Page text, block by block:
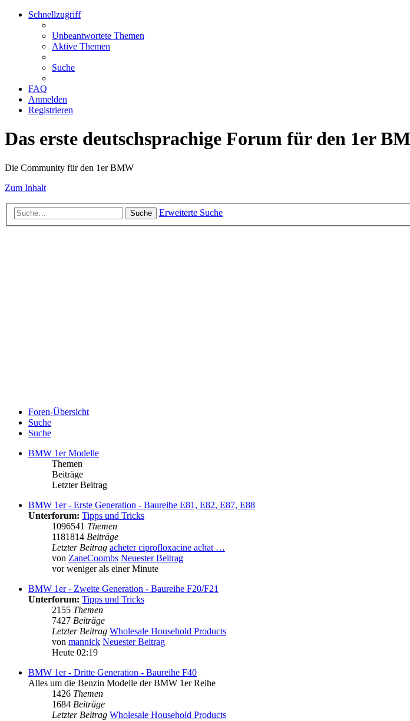
Schnellzugriff
Unbeantwortete Themen
Aktive Themen
Suche
FAQ
Anmelden
Registrieren
Das erste deutschsprachige Forum für den 1er
Die Community für den 1er BMW
Zum Inhalt
Suche Erweiterte Suche
Foren-Übersicht
Suche
Suche
BMW 1er Modelle
Themen
Beiträge
Letzter Beitrag
BMW 1er - Erste Generation - Baureihe E81, E82, E87, E88
Unterforum: Tipps und Tricks
1096541 Themen
1181814 Beiträge
Letzter Beitrag acheter ciprofloxacine achat …
von ZaneCoombs Neuester Beitrag
vor weniger als einer Minute
BMW 1er - Zweite Generation - Baureihe F20/F21
Unterforum: Tipps und Tricks
2155 Themen
7427 Beiträge
Letzter Beitrag Wholesale Household Products
von mannick Neuester Beitrag
Heute 02:19
BMW 1er - Dritte Generation - Baureihe F40
Alles um die Benzin Modelle der BMW 1er Reihe
1426 Themen
1684 Beiträge
Letzter Beitrag Wholesale Household Products